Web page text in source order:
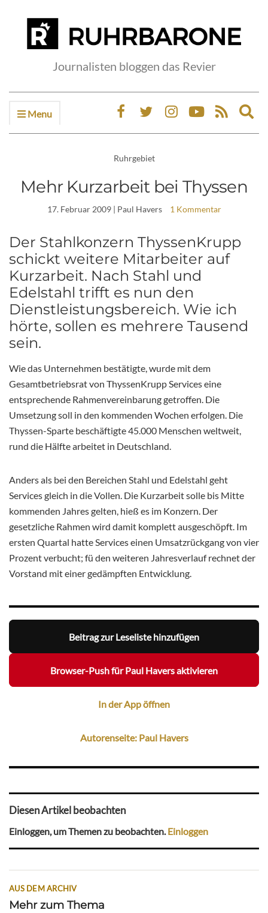
Journalisten bloggen das Revier
Menu
Ruhrgebiet
Mehr Kurzarbeit bei Thyssen
17. Februar 2009| Paul Havers 1 Kommentar
Der Stahlkonzern ThyssenKrupp
schickt weitere Mitarbeiter auf
Kurzarbeit. Nach Stahl und
Edelstahl trifft es nun den
Dienstleistungsbereich. Wie ich
hörte, sollen es mehrere Tausend
sein.
Wie das Unternehmen bestätigte, wurde mit dem
Gesamtbetriebsrat von ThyssenKrupp Services eine
entsprechende Rahmenvereinbarung getroffen. Die
Umsetzung soll in den kommenden Wochen erfolgen. Die
Thyssen-Sparte beschäftigte 45.000 Menschen weltweit,
rund die Hälfte arbeitet in Deutschland.
Anders als bei den Bereichen Stahl und Edelstahl geht
Services gleich in die Vollen. Die Kurzarbeit solle bis Mitte
kommenden Jahres gelten, hieß es im Konzern. Der
gesetzliche Rahmen wird damit komplett ausgeschöpft. Im
ersten Quartal hatte Services einen Umsatzrückgang von vier
Prozent verbucht; fü den weiteren Jahresverlauf rechnet der
Vorstand mit einer gedämpften Entwicklung.
Beitrag zur Leseliste hinzufügen
Browser-Push für Paul Havers aktivieren
In der App öffnen
Autorenseite: Paul Havers
Diesen Artikel beobachten
Einloggen, um Themen zu beobachten.Einloggen
AUS DEM ARCHIV
Mehr zum Thema